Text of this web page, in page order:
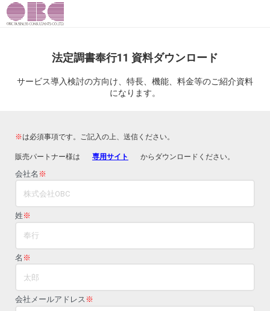
法定調書奉行11 資料ダウンロード
サービス導入検討の方向け、特長、機能、料金等のご紹介資料
になります。
※は必須事項です。ご記入の上、送信ください。
販売パートナー様は 専用サイト からダウンロードください。
会社名 ※
姓 ※
名 ※
会社メールアドレス ※